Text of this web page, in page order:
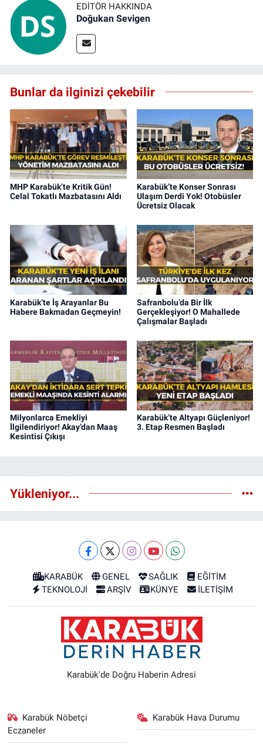
EDITÖR HAKKINDA
Doğukan Sevigen
Bunlar da ilginizi çekebilir
MHP Karabük’te Kritik Gün!
Celal Tokatlı Mazbatasını Aldı
Karabük’te Konser Sonrası
Ulaşım Derdi Yok! Otobüsler
Ücretsiz Olacak
Karabük’te İş Arayanlar Bu
Habere Bakmadan Geçmeyin!
Safranbolu’da Bir İlk
Gerçekleşiyor! O Mahallede
Çalışmalar Başladı
Milyonlarca Emekliyi
İlgilendiriyor! Akay’dan Maaş
Kesintisi Çıkışı
Karabük’te Altyapı Güçleniyor!
3. Etap Resmen Başladı
Yükleniyor...
KARABÜK GENEL SAĞLIK
EĞİTİM
TEKNOLOJİ
ARŞİV KÜNYE İLETİŞİM
Karabük'de Doğru Haberin Adresi
Karabük Nöbetçi
Eczaneler
Karabük Hava Durumu